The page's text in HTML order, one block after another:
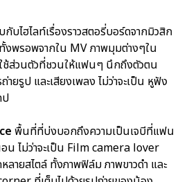
บไฮไลท์เรื่องราวสตอรี่บอร์ดจากมิวสิก
งพรอพจากใน MV ภาพมุมต่างๆใน
ช้ส่วนตัวที่ชวนให้แฟนๆ นึกถึงตัวตน
ยรูป และเสียงเพลง ไม่ว่าจะเป็น หูฟัง
ป
พื้นที่ที่บ่งบอกถึงความเป็นเจบีที่แฟน
น ไม่ว่าจะเป็น Film camera lover
ายสไตล์ ทั้งภาพฟิล์ม ภาพขาวดำ และ